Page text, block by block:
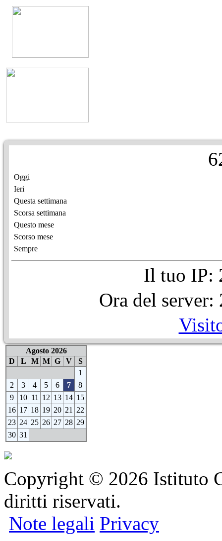
6
Oggi
Ieri
Questa settimana
Scorsa settimana
Questo mese
Scorso mese
Sempre
Il tuo IP:
Ora del
Agosto 2026
D
L M M G V
S
1
2
3 4 5 6 7
8
9
10 11 12 13 14 15
16 17 18 19 20 21
22
23 24 25 26 27 28 29
30 31
Copyright © 2026 Istituto
diritti riservati.
Note legali Privacy